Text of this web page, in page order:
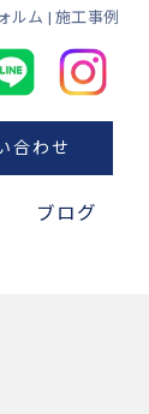
ルム | 施工事例
合わせ
ブログ